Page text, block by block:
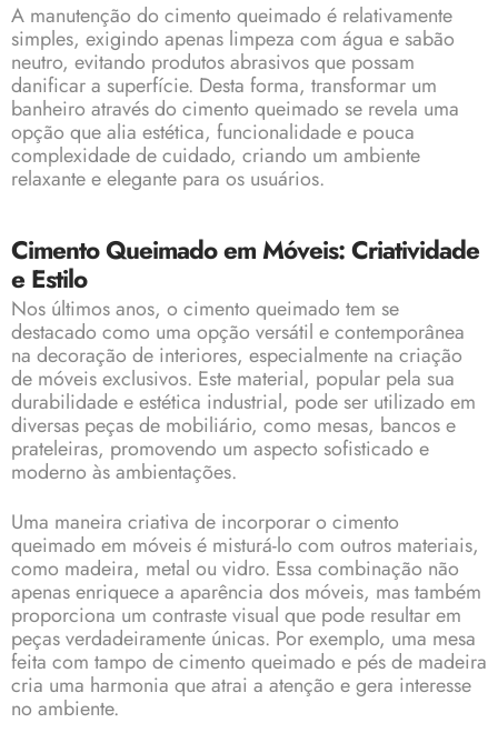
A manutenção do cimento queimado é relativamente
simples, exigindo apenas limpeza com água e sabão
neutro, evitando produtos abrasivos que possam
danificar a superfície. Desta forma, transformar um
banheiro através do cimento queimado se revela uma
opção que alia estética, funcionalidade e pouca
complexidade de cuidado, criando um ambiente
relaxante e elegante para os usuários.
Cimento Queimado em Móveis: Criatividade
e Estilo
Nos últimos anos, o cimento queimado tem se
destacado como uma opção versátil e contemporânea
na decoração de interiores, especialmente na criação
de móveis exclusivos. Este material, popular pela sua
durabilidade e estética industrial, pode ser utilizado em
diversas peças de mobiliário, como mesas, bancos e
prateleiras, promovendo um aspecto sofisticado e
moderno às ambientações.
Uma maneira criativa de incorporar o cimento
queimado em móveis é misturá-lo com outros materiais,
como madeira, metal ou vidro. Essa combinação não
apenas enriquece a aparência dos móveis, mas também
proporciona um contraste visual que pode resultar em
peças verdadeiramente únicas. Por exemplo, uma mesa
feita com tampo de cimento queimado e pés de madeira
cria uma harmonia que atrai a atenção e gera interesse
no ambiente.